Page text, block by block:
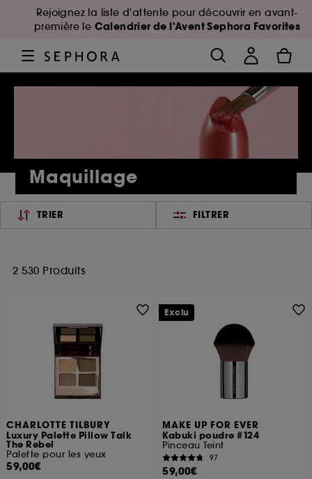
Rejoignez la liste d'attente pour découvrir en avant-
première le Calendrier de l'Avent Sephora Favorites
Maquillage
TRIER FILTRER
2 530 Produits
CHARLOTTE TILBURY
Luxury Palette Pillow Talk
The Rebel
Palette pour les yeux
59,00€
MAKE UP FOR EVER
Kabuki poudre #124
Pinceau Teint
97
59,00€
Exclu